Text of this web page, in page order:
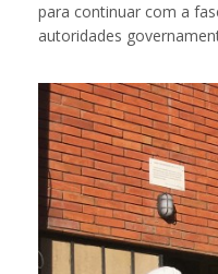
para continuar com a
autoridades